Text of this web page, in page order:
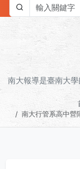
南大報導是臺南大
南大行管系高中營